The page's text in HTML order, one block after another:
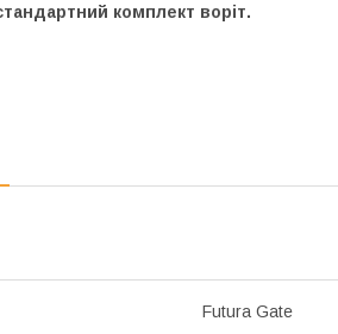
комплект воріт.
Futura Gate